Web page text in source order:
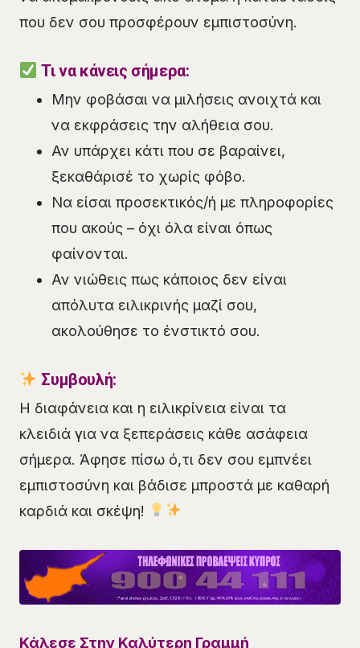
που δεν σου προσφέρουν εμπιστοσύνη.
Τι να κάνεις σήμερα:
Μην φοβάσαι να μιλήσεις ανοιχτά και
να εκφράσεις την αλήθεια σου.
Αν υπάρχει κάτι που σε βαραίνει,
ξεκαθάρισέ το χωρίς φόβο.
Να είσαι προσεκτικός/ή με πληροφορίες
που ακούς – όχι όλα είναι όπως
φαίνονται.
Αν νιώθεις πως κάποιος δεν είναι
απόλυτα ειλικρινής μαζί σου,
ακολούθησε το ένστικτό σου.
Συμβουλή:
Η διαφάνεια και η ειλικρίνεια είναι τα
κλειδιά για να ξεπεράσεις κάθε ασάφεια
σήμερα. Άφησε πίσω ό,τι δεν σου εμπνέει
εμπιστοσύνη και βάδισε μπροστά με καθαρή
καρδιά και σκέψη!
Κάλεσε Στην Καλύτερη Γραμμή